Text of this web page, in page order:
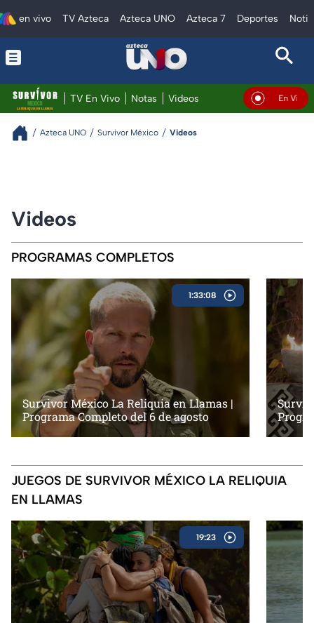
en vivo TV Azteca Azteca UNO Azteca 7 Deportes
TV En Vivo Notas Videos En Vivo
Azteca UNO Survivor México Videos
Videos
PROGRAMAS COMPLETOS
1:33:08
Survivor México La Reliquia en Llamas |
Programa Completo del 6 de agosto
JUEGOS DE SURVIVOR MÉXICO LA RELIQUIA
EN LLAMAS
19:23